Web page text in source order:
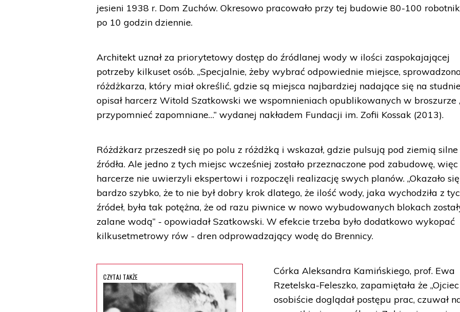
jesieni 1938 r. Dom Zuchów. Okresowo pracowało przy tej budowie 80-100
po 10 godzin dziennie.
Architekt uznał za priorytetowy dostęp do źródlanej wody w ilości zaspokajającej
potrzeby kilkuset osób. „Specjalnie, żeby wybrać odpowiednie miejsce,
różdżkarza, który miał określić, gdzie są miejsca najbardziej nadające się na
opisał harcerz Witold Szatkowski we wspomnieniach opublikowanych w broszurze
przypomnieć zapomniane…” wydanej nakładem Fundacji im. Zofii Kossak (2013).
Różdżkarz przeszedł się po polu z różdżką i wskazał, gdzie pulsują pod ziemią silne
źródła. Ale jedno z tych miejsc wcześniej zostało przeznaczone pod zabudowę, więc
harcerze nie uwierzyli ekspertowi i rozpoczęli realizację swych planów. „Okazało się
bardzo szybko, że to nie był dobry krok dlatego, że ilość wody, jaka wychodziła z
źródeł, była tak potężna, że od razu piwnice w nowo wybudowanych blokach
zalane wodą” - opowiadał Szatkowski. W efekcie trzeba było dodatkowo wykopać
kilkusetmetrowy rów - dren odprowadzający wodę do Brennicy.
CZYTAJ TAKŻE
Córka Aleksandra Kamińskiego, prof. Ewa
Rzetelska-Feleszko, zapamiętała że „Ojciec
osobiście doglądał postępu prac, czuwał